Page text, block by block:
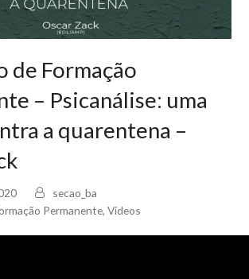
de Formação
– Psicanálise: uma
a quarentena –
secao_ba
Permanente,Vídeos